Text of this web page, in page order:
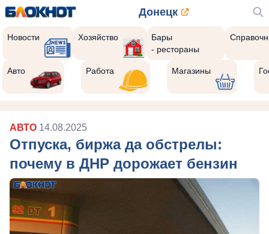
Донецк
Новости Хозяйство
Бары
- рестораны
Авто Работа Магазины
АВТО 14.08.2025
Отпуска, биржа да обстрелы:
почему в ДНР дорожает бензин